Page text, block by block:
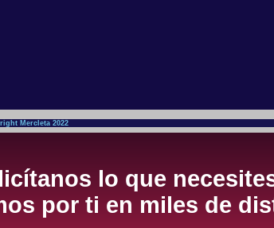
Mercleta 2022
lo que
por ti en miles de